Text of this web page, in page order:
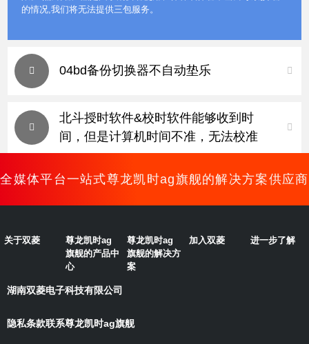
的情况,我们将无法提供三包服务。
04bd备份切换器不自动垫乐
北斗授时软件&校时软件能够收到时
间，但是计算机时间不准，无法校准
全媒体平台一站式尊龙凯时ag旗舰的解决方案供应商
关于双菱
尊龙凯时ag
旗舰的产品中
心
尊龙凯时ag
旗舰的解决方
案
加入双菱 进一步了解
湖南双菱电子科技有限公司
隐私条款联系尊龙凯时ag旗舰